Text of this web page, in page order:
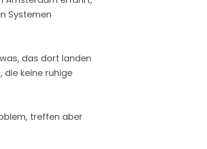
Systemen
das dort landen
die keine ruhige
treffen aber